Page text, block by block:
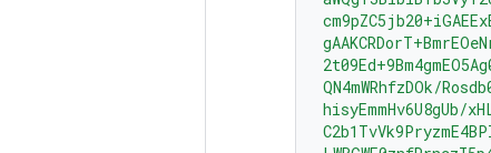
QN4mWRhfzDOk/
hisyEmmHv6U8gUb/